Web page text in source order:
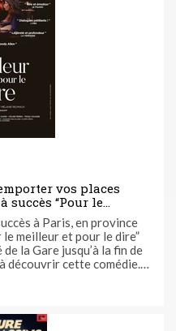
vos places
succès “Pour le
de la Gare
à Paris, en province
le meilleur et pour le dire”
la Gare jusqu’à la fin de
découvrir cette comédie.